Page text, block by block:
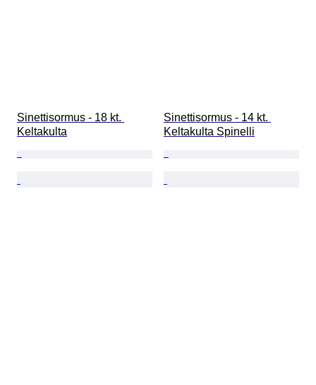
Sinettisormus - 18 kt.
Keltakulta
Sinettisormus - 14 kt.
Keltakulta Spinelli